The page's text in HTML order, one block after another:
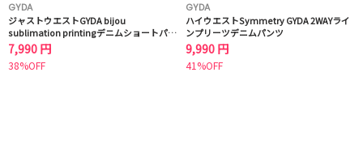
GYDA
ジャストウエストGYDA bijou
sublimation printingデニムショートパン
ツ
7,990 円
38%OFF
GYDA
ハイウエストSymmetry GYDA 2WAYライ
ンプリーツデニムパンツ
9,990 円
41%OFF